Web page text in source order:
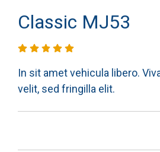
Classic MJ53
In sit amet vehicula libero.
velit, sed fringilla elit.